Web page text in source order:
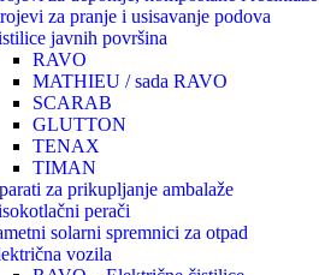
za pranje i usisavanje podova
javnih površina
RAVO
MATHIEU / sada RAVO
SCARAB
GLUTTON
TENAX
TIMAN
za prikupljanje ambalaže
perači
solarni spremnici za otpad
vozila